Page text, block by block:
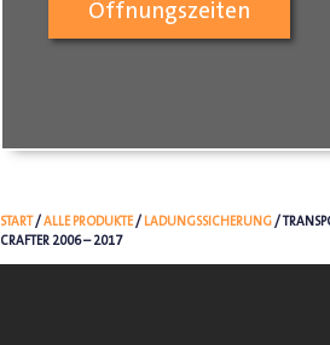
Öffnungszeiten
START/ALLE PRODUKTE/ LADUNGSSICHERUNG/
CRAFTER 2006 – 2017